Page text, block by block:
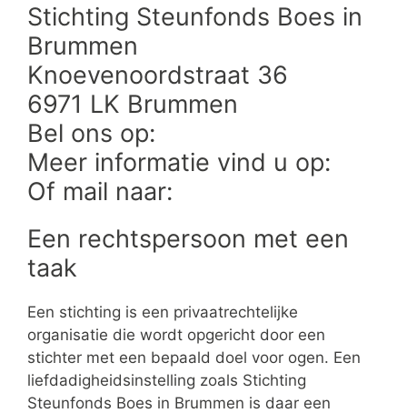
Stichting Steunfonds Boes in
Brummen
Knoevenoordstraat 36
6971 LK Brummen
Bel ons op:
Meer informatie vind u op:
Of mail naar:
Een rechtspersoon met een
taak
Een stichting is een privaatrechtelijke
organisatie die wordt opgericht door een
stichter met een bepaald doel voor ogen. Een
liefdadigheidsinstelling zoals Stichting
Steunfonds Boes in Brummen is daar een